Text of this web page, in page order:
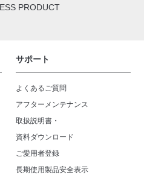
PRODUCT
サポート
よくあるご質問
アフターメンテナンス
取扱説明書・
資料ダウンロード
ご愛用者登録
長期使用製品安全表示